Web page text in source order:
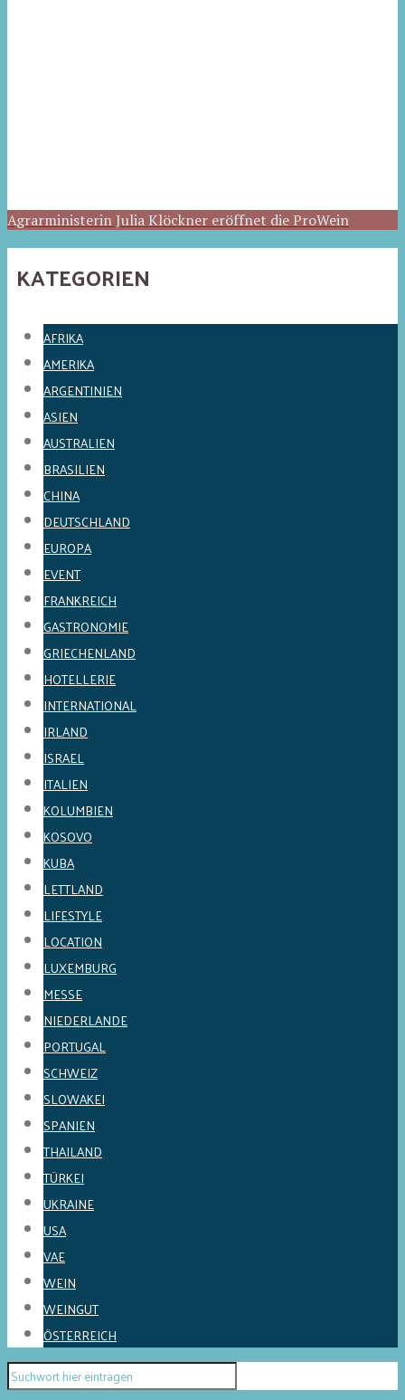
Agrarministerin Julia Klöckner eröffnet die ProWein
KATEGORIEN
AFRIKA
AMERIKA
ARGENTINIEN
ASIEN
AUSTRALIEN
BRASILIEN
CHINA
DEUTSCHLAND
EUROPA
EVENT
FRANKREICH
GASTRONOMIE
GRIECHENLAND
HOTELLERIE
INTERNATIONAL
IRLAND
ISRAEL
ITALIEN
KOLUMBIEN
KOSOVO
KUBA
LETTLAND
LIFESTYLE
LOCATION
LUXEMBURG
MESSE
NIEDERLANDE
PORTUGAL
SCHWEIZ
SLOWAKEI
SPANIEN
THAILAND
TÜRKEI
UKRAINE
USA
VAE
WEIN
WEINGUT
ÖSTERREICH